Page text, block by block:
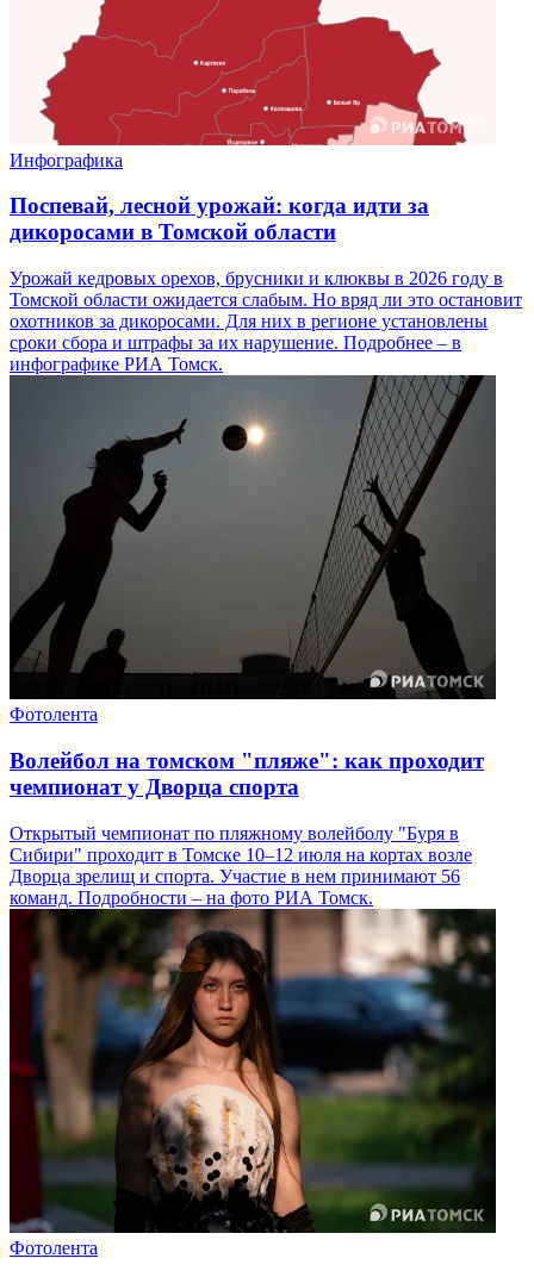
Инфографика
Поспевай, лесной урожай: когда идти за
дикоросами в Томской области
Урожай кедровых орехов, брусники и клюквы в 2026 году в
Томской области ожидается слабым. Но вряд ли это остановит
охотников за дикоросами. Для них в регионе установлены
сроки сбора и штрафы за их нарушение. Подробнее – в
инфографике РИА Томск.
Фотолента
Волейбол на томском "пляже": как проходит
чемпионат у Дворца спорта
Открытый чемпионат по пляжному волейболу "Буря в
Сибири" проходит в Томске 10–12 июля на кортах возле
Дворца зрелищ и спорта. Участие в нем принимают 56
команд. Подробности – на фото РИА Томск.
Фотолента